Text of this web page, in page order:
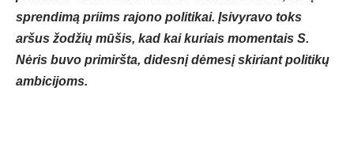
sprendimą priims rajono politikai. Įsivyravo toks
aršus žodžių mūšis, kad kai kuriais momentais S.
Nėris buvo primiršta, didesnį dėmesį skiriant politikų
ambicijoms.